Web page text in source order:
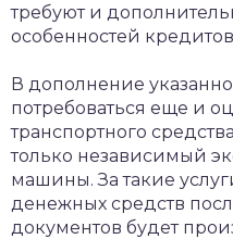
требуют и
особенностей
В дополнение
потребоваться еще и
транспортного
только независимый
машины. За такие
денежных средств
документов будет